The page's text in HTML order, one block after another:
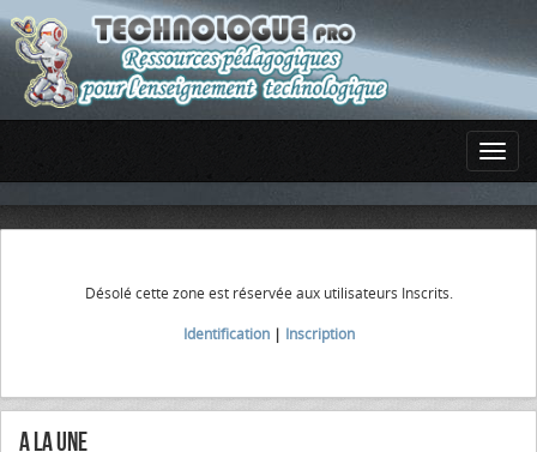
Désolé cette zone est réservée aux utilisateurs Inscrits.
Identification| Inscription
A la Une